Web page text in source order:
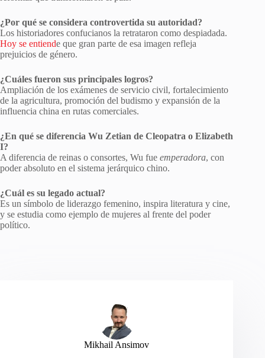
¿Por qué se considera controvertida su autoridad?
Los historiadores confucianos la retrataron como despiadada.
Hoy se entiende que gran parte de esa imagen refleja
prejuicios de género.
¿Cuáles fueron sus principales logros?
Ampliación de los exámenes de servicio civil, fortalecimiento
de la agricultura, promoción del budismo y expansión de la
influencia china en rutas comerciales.
¿En qué se diferencia Wu Zetian de Cleopatra o Elizabeth
I?
A diferencia de reinas o consortes, Wu fue emperadora, con
poder absoluto en el sistema jerárquico chino.
¿Cuál es su legado actual?
Es un símbolo de liderazgo femenino, inspira literatura y cine,
y se estudia como ejemplo de mujeres al frente del poder
político.
Mikhail Ansimov